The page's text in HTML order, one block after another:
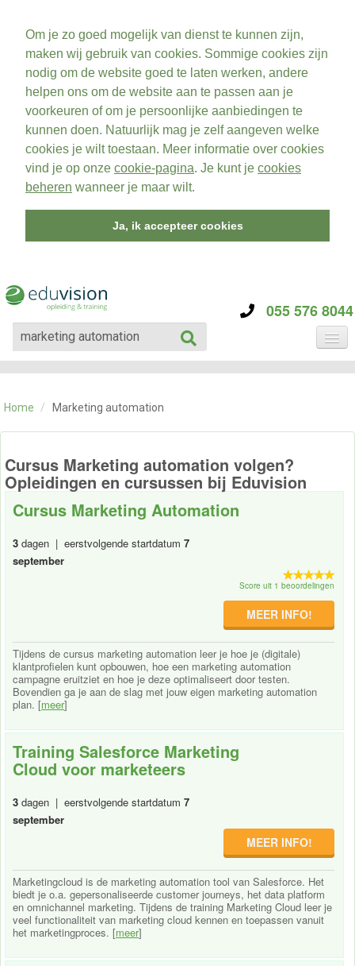
Om je zo goed mogelijk van dienst te kunnen zijn,
maken wij gebruik van cookies. Sommige cookies zijn
nodig om de website goed te laten werken, andere
helpen ons om de website aan te passen aan je
voorkeuren of om je persoonlijke aanbiedingen te
kunnen doen. Natuurlijk mag je zelf aangeven welke
cookies je wilt toestaan. Meer informatie over cookies
vind je op onze cookie-pagina. Je kunt je cookies
beheren wanneer je maar wilt.
Ja, ik accepteer cookies
055 576 8044
CATEGORIE
OVER ONS
CONTACT
Home / Marketing automation
Cursus Marketing automation volgen?
Opleidingen en cursussen bij Eduvision
Cursus Marketing Automation
3 dagen | eerstvolgende startdatum 7
september
Score uit 1 beoordelingen
MEER INFO!
Tijdens de cursus marketing automation leer je hoe je (digitale)
klantprofielen kunt opbouwen, hoe een marketing automation
campagne eruitziet en hoe je deze optimaliseert door testen.
Bovendien ga je aan de slag met jouw eigen marketing automation
plan. [meer]
Training Salesforce Marketing
Cloud voor marketeers
3 dagen | eerstvolgende startdatum 7
september
MEER INFO!
Marketingcloud is de marketing automation tool van Salesforce. Het
biedt je o.a. gepersonaliseerde customer journeys, het data platform
en omnichannel marketing. Tijdens de training Marketing Cloud leer je
veel functionaliteit van marketing cloud kennen en toepassen vanuit
het marketingproces. [meer]